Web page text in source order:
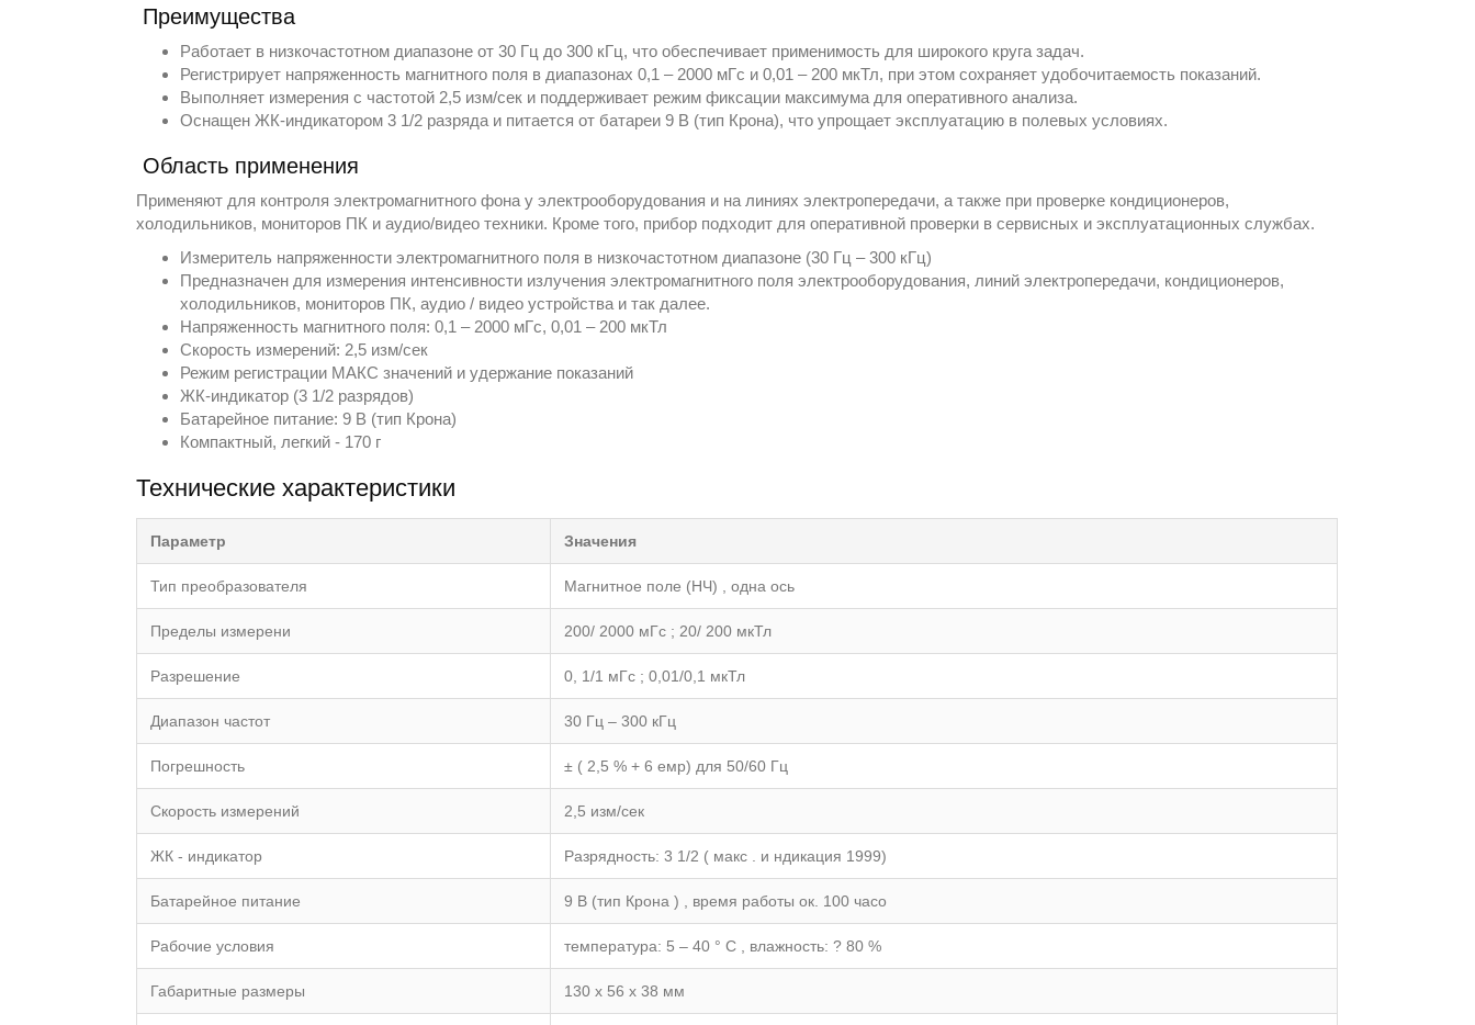
Преимущества
Работает в низкочастотном диапазоне от 30 Гц до 300 кГц, что обеспечивает применимость для широкого круга задач.
Регистрирует напряженность магнитного поля в диапазонах 0,1 – 2000 мГс и 0,01 – 200 мкТл, при этом сохраняет удобочитаемость показаний.
Выполняет измерения с частотой 2,5 изм/сек и поддерживает режим фиксации максимума для оперативного анализа.
Оснащен ЖК-индикатором 3 1/2 разряда и питается от батареи 9 В (тип Крона), что упрощает эксплуатацию в полевых условиях.
Область применения
Применяют для контроля электромагнитного фона у электрооборудования и на линиях электропередачи, а также при проверке кондиционеров,
холодильников, мониторов ПК и аудио/видео техники. Кроме того, прибор подходит для оперативной проверки в сервисных и эксплуатационных службах.
Измеритель напряженности электромагнитного поля в низкочастотном диапазоне (30 Гц – 300 кГц)
Предназначен для измерения интенсивности излучения электромагнитного поля электрооборудования, линий электропередачи, кондиционеров,
холодильников, мониторов ПК, аудио / видео устройства и так далее.
Напряженность магнитного поля: 0,1 – 2000 мГс, 0,01 – 200 мкТл
Скорость измерений: 2,5 изм/сек
Режим регистрации МАКС значений и удержание показаний
ЖК-индикатор (3 1/2 разрядов)
Батарейное питание: 9 В (тип Крона)
Компактный, легкий - 170 г
Технические характеристики
Параметр Значения
Тип преобразователя Магнитное поле (НЧ) , одна ось
Пределы измерени 200/ 2000 мГс ; 20/ 200 мкТл
Разрешение 0, 1/1 мГс ; 0,01/0,1 мкТл
Диапазон частот 30 Гц – 300 кГц
Погрешность ± ( 2,5 % + 6 емр) для 50/60 Гц
Скорость измерений 2,5 изм/сек
ЖК - индикатор Разрядность: 3 1/2 ( макс . и ндикация 1999)
Батарейное питание 9 В (тип Крона ) , время работы ок. 100 часо
Рабочие условия температура: 5 – 40 ° C , влажность: ? 80 %
Габаритные размеры 130 x 56 x 38 мм